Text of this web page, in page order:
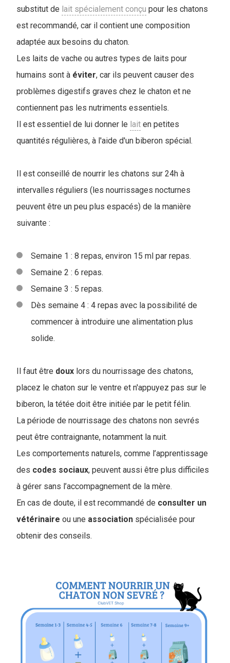
substitut de lait spécialement conçu pour les chatons
est recommandé, car il contient une composition
adaptée aux besoins du chaton.
Les laits de vache ou autres types de laits pour
humains sont à éviter, car ils peuvent causer des
problèmes digestifs graves chez le chaton et ne
contiennent pas les nutriments essentiels.
Il est essentiel de lui donner le lait en petites
quantités régulières, à l'aide d'un biberon spécial.
Il est conseillé de nourrir les chatons sur 24h à
intervalles réguliers (les nourrissages nocturnes
peuvent être un peu plus espacés) de la manière
suivante :
Semaine 1 : 8 repas, environ 15 ml par repas.
Semaine 2 : 6 repas.
Semaine 3 : 5 repas.
Dès semaine 4 : 4 repas avec la possibilité de
commencer à introduire une alimentation plus
solide.
Il faut être doux lors du nourrissage des chatons,
placez le chaton sur le ventre et n'appuyez pas sur le
biberon, la tétée doit être initiée par le petit félin.
La période de nourrissage des chatons non sevrés
peut être contraignante, notamment la nuit.
Les comportements naturels, comme l’apprentissage
des codes sociaux, peuvent aussi être plus difficiles
à gérer sans l’accompagnement de la mère.
En cas de doute, il est recommandé de consulter un
vétérinaire ou une association spécialisée pour
obtenir des conseils.